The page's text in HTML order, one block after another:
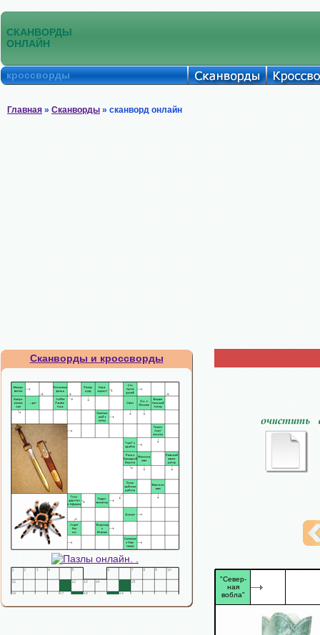
СКАНВОРДЫ
ОНЛАЙН
кроссворды
Главная » Сканворды » сканворд онлайн
Сканворды и кроссворды
"Север-
ная
вобла"